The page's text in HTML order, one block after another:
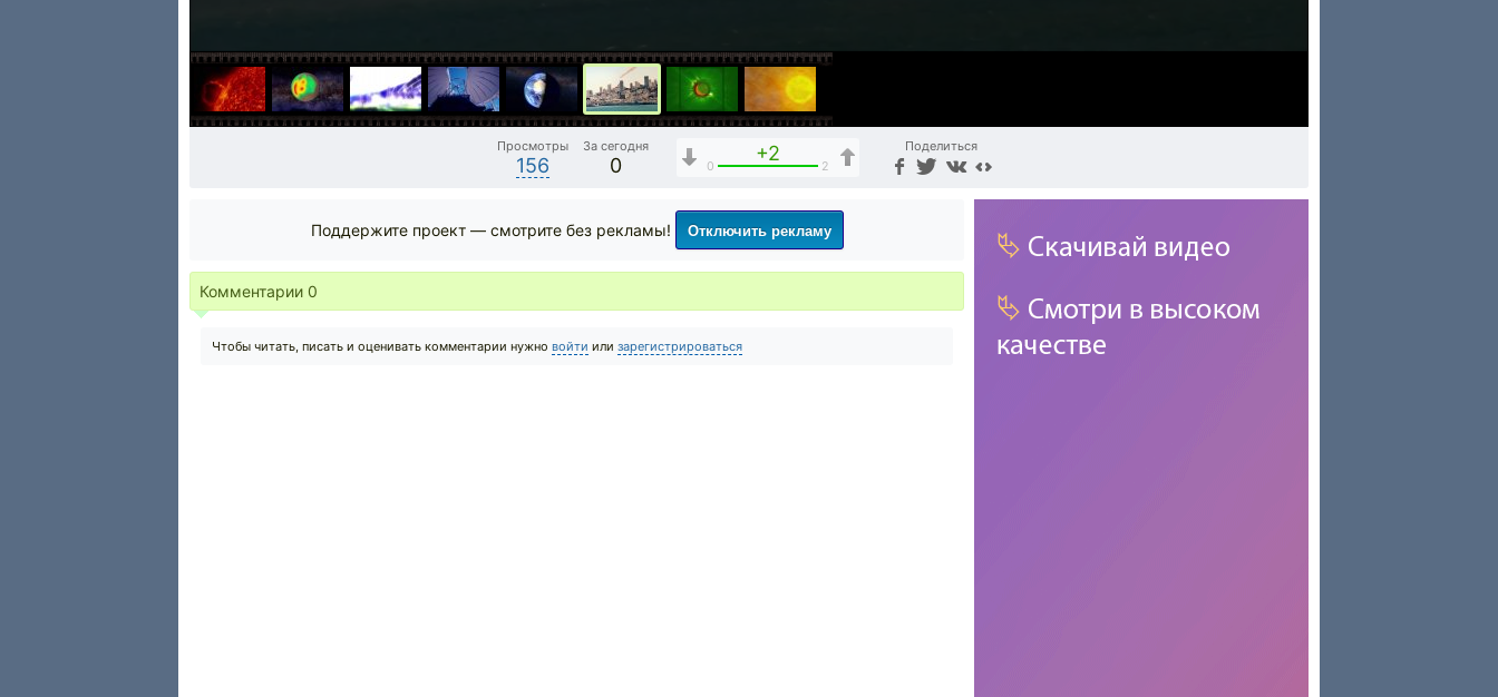
Просмотры
156
За сегодня
0
+2
0 2
Поделиться
Поддержите проект — смотрите без рекламы! Отключить рекламу
Комментарии 0
Чтобы читать, писать и оценивать комментарии нужно войти или зарегистрироваться